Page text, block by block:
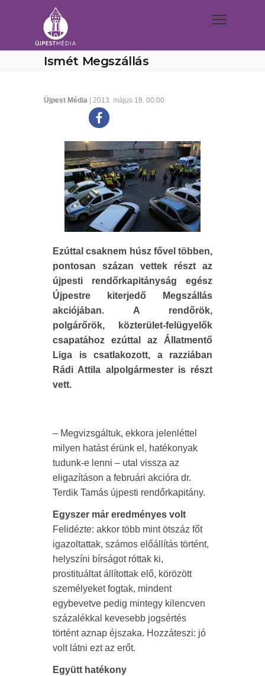
Ismét Megszállás
Újpest Média | 2013. május 18. 00:00
Ezúttal csaknem húsz fővel többen,
pontosan százan vettek részt az
újpesti rendőrkapitányság egész
Újpestre kiterjedő Megszállás
akciójában. A rendőrök,
polgárőrök, közterület-felügyelők
csapatához ezúttal az Állatmentő
Liga is csatlakozott, a razziában
Rádi Attila alpolgármester is részt
vett.
– Megvizsgáltuk, ekkora jelenléttel
milyen hatást érünk el, hatékonyak
tudunk-e lenni – utal vissza az
eligazításon a februári akcióra dr.
Terdik Tamás újpesti rendőrkapitány.
Egyszer már eredményes volt
Felidézte: akkor több mint ötszáz főt
igazoltattak, számos előállítás történt,
helyszíni bírságot róttak ki,
prostituáltat állítottak elő, körözött
személyeket fogtak, mindent
egybevetve pedig mintegy kilencven
százalékkal kevesebb jogsértés
történt aznap éjszaka. Hozzáteszi: jó
volt látni ezt az erőt.
Együtt hatékony